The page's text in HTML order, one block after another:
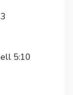
5:10